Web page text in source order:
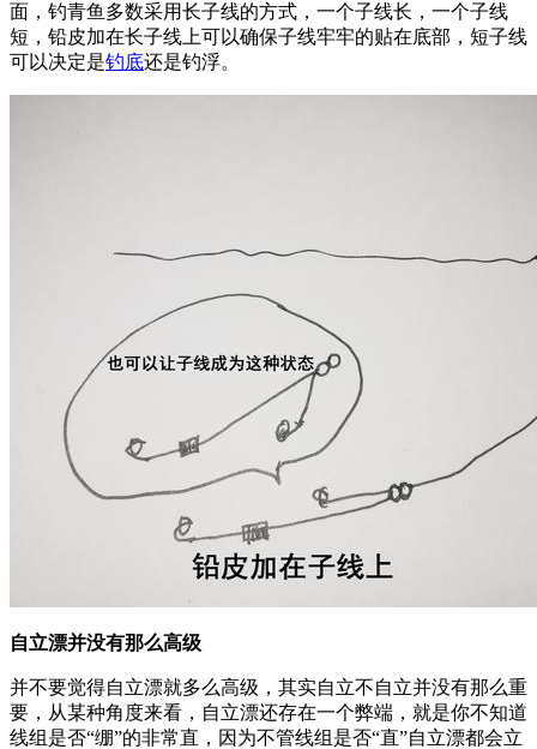
面，钓青鱼多数采用长子线的方式，一个子线长，一个子线
短，铅皮加在长子线上可以确保子线牢牢的贴在底部，短子线
可以决定是钓底还是钓浮。
自立漂并没有那么高级
并不要觉得自立漂就多么高级，其实自立不自立并没有那么重
要，从某种角度来看，自立漂还存在一个弊端，就是你不知道
线组是否“绷”的非常直，因为不管线组是否“直”自立漂都会立